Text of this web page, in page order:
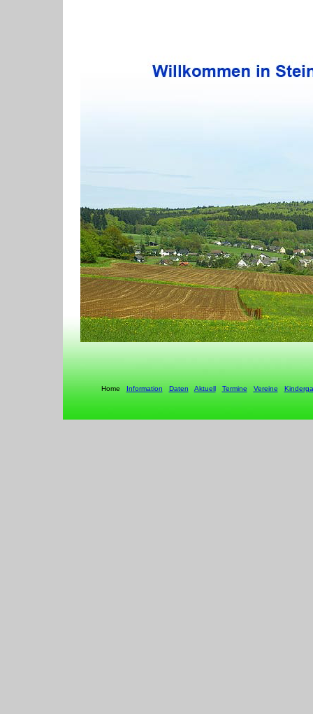
Home Information Daten Aktuell Termine Vereine